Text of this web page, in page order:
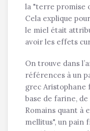
la "terre promise
Cela explique
le miel était
avoir les effets
On trouve dans
références à un
grec Aristophane
base de farine,
Romains quant à
mellitus", un pain